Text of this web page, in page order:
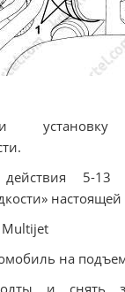
5-13
настоящей
Multijet
на
и снять